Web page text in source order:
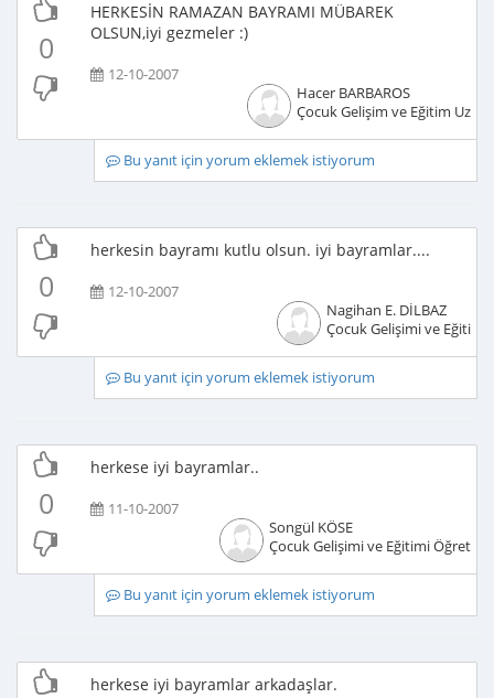
0
HERKESİN RAMAZAN BAYRAMI MÜBAREK
OLSUN,iyi gezmeler :)
12-10-2007
Hacer BARBAROS
Çocuk Gelişim ve Eğitim
Bu yanıt için yorum eklemek istiyorum
0
herkesin bayramı kutlu olsun. iyi bayramlar....
12-10-2007
Nagihan E. DİLBAZ
Çocuk Gelişimi ve
Bu yanıt için yorum eklemek istiyorum
0
herkese iyi bayramlar..
11-10-2007
Songül KÖSE
Çocuk Gelişimi ve Eğitimi
Bu yanıt için yorum eklemek istiyorum
herkese iyi bayramlar arkadaşlar.